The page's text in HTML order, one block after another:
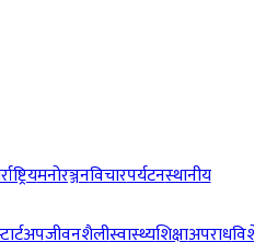
मनोरञ्जनविचारपर्यटनस्थानीय
जीवनशैलीस्वास्थ्यशिक्षाअपराध